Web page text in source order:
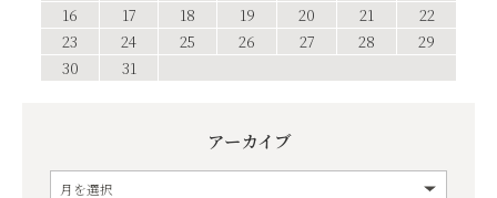
16
17 18 19 20 21
22
23
24 25 26 27 28
29
30
31
アーカイブ